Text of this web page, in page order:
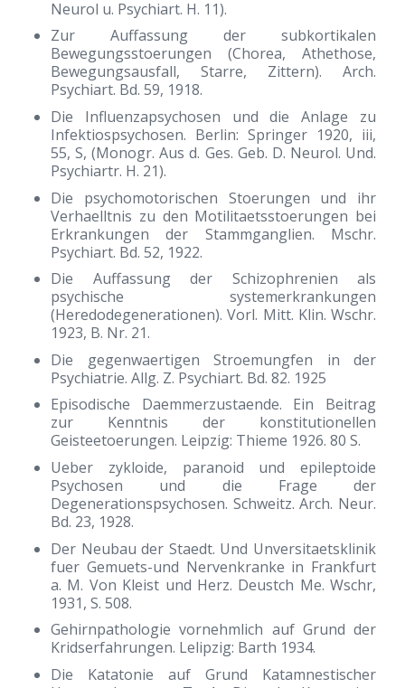
Neurol u. Psychiart. H. 11).
Zur Auffassung der subkortikalen
Bewegungsstoerungen (Chorea, Athethose,
Bewegungsausfall, Starre, Zittern). Arch.
Psychiart. Bd. 59, 1918.
Die Influenzapsychosen und die Anlage zu
Infektiospsychosen. Berlin: Springer 1920, iii,
55, S, (Monogr. Aus d. Ges. Geb. D. Neurol. Und.
Psychiartr. H. 21).
Die psychomotorischen Stoerungen und ihr
Verhaelltnis zu den Motilitaetsstoerungen bei
Erkrankungen der Stammganglien. Mschr.
Psychiart. Bd. 52, 1922.
Die Auffassung der Schizophrenien als
psychische systemerkrankungen
(Heredodegenerationen). Vorl. Mitt. Klin. Wschr.
1923, B. Nr. 21.
Die gegenwaertigen Stroemungfen in der
Psychiatrie. Allg. Z. Psychiart. Bd. 82. 1925
Episodische Daemmerzustaende. Ein Beitrag
zur Kenntnis der konstitutionellen
Geisteetoerungen. Leipzig: Thieme 1926. 80 S.
Ueber zykloide, paranoid und epileptoide
Psychosen und die Frage der
Degenerationspsychosen. Schweitz. Arch. Neur.
Bd. 23, 1928.
Der Neubau der Staedt. Und Unversitaetsklinik
fuer Gemuets-und Nervenkranke in Frankfurt
a. M. Von Kleist und Herz. Deustch Me. Wschr,
1931, S. 508.
Gehirnpathologie vornehmlich auf Grund der
Kridserfahrungen. Lelipzig: Barth 1934.
Die Katatonie auf Grund Katamnestischer